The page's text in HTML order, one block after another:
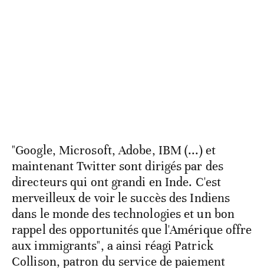
"Google, Microsoft, Adobe, IBM (...) et
maintenant Twitter sont dirigés par des
directeurs qui ont grandi en Inde. C'est
merveilleux de voir le succès des Indiens
dans le monde des technologies et un bon
rappel des opportunités que l'Amérique offre
aux immigrants", a ainsi réagi Patrick
Collison, patron du service de paiement